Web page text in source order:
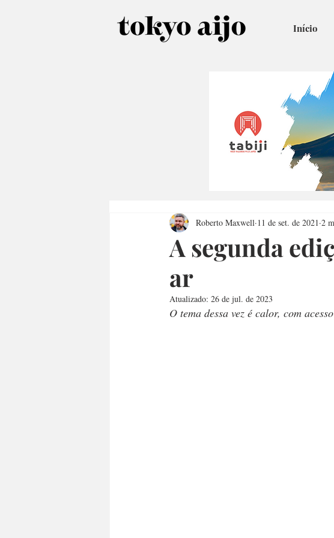
Início
A segunda
ar
Roberto Maxwell 11 de set. de 2021 2
Atualizado: 26 de jul. de 2023
O tema dessa vez é calor, com